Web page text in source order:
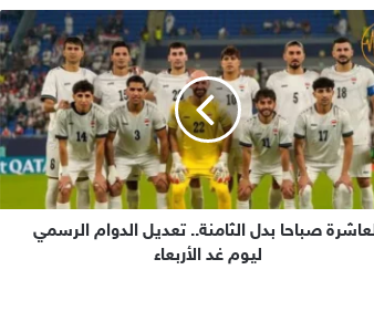
صباحا بدل الثامنة.. تعديل الدوام الرسمي
ليوم غد الأربعاء